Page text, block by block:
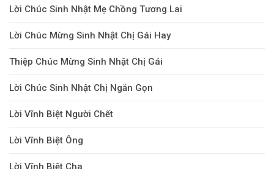
Lời Chúc Sinh Nhật Mẹ Chồng Tương Lai
Lời Chúc Mừng Sinh Nhật Chị Gái Hay
Thiệp Chúc Mừng Sinh Nhật Chị Gái
Lời Chúc Sinh Nhật Chị Ngắn Gọn
Lời Vĩnh Biệt Người Chết
Lời Vĩnh Biệt Ông
Lời Vĩnh Biệt Cha